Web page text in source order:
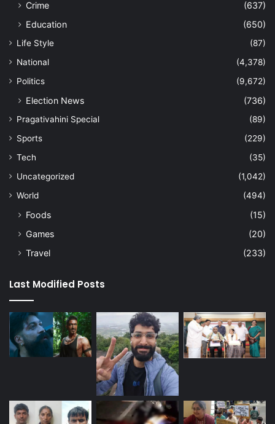
Crime
(637)
Education
(650)
Life Style
(87)
National
(4,378)
Politics
(9,672)
Election News (736)
Pragativahini Special
(89)
Sports
(229)
Tech
(35)
Uncategorized
(1,042)
World
(494)
Foods
(15)
Games
(20)
Travel
(233)
Last Modified Posts